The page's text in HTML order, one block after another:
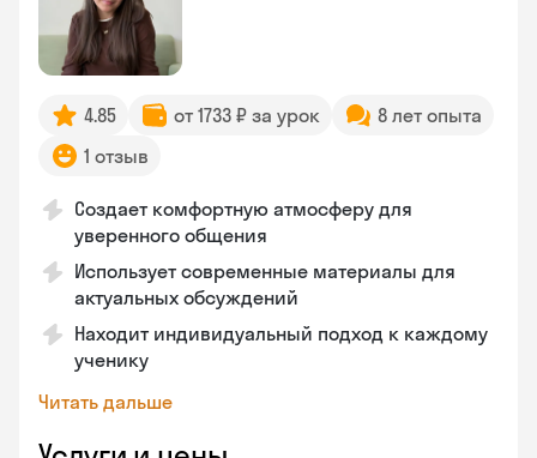
4.85 от 1733 ₽ за урок
8 лет опыта
1 отзыв
Создает комфортную атмосферу для
уверенного общения
Использует современные материалы для
актуальных обсуждений
Находит индивидуальный подход к каждому
ученику
Читать дальше